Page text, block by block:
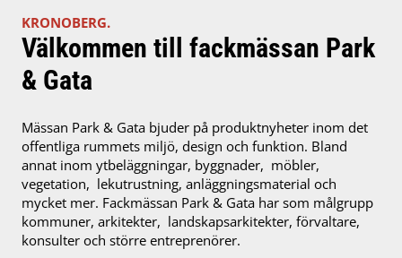
KRONOBERG.
Välkommen till fackmässan Park
& Gata
Mässan Park & Gata bjuder på produktnyheter inom det
offentliga rummets miljö, design och funktion. Bland
annat inom ytbeläggningar, byggnader, möbler,
vegetation, lekutrustning, anläggningsmaterial och
mycket mer. Fackmässan Park & Gata har som målgrupp
kommuner, arkitekter, landskapsarkitekter, förvaltare,
konsulter och större entreprenörer.